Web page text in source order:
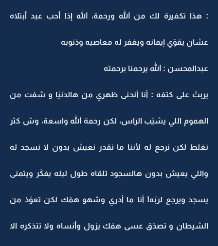
: هذا تكفيرة لك من الله ورحمة، الله إذا أحب عبد أبتلاه
عشان يقوَي إيمانه ويغفر له معاصيه وذنوبه
عبدالمحسن : الله يرحمنا برحمته
يربتُ على كتفه : أنا أنحنى ظهري من هالدنيَا و شفت من
الهموم اللي يشيَب الراس، لكن رحمة الله واسعة، وش كثر
نغلط لكن نرجع له لأننا ما نقدر نعيش بدون لا نسجد له
واللي يعيش بدون هالسجود تلقاه طول ليله يفكَر ويتمنى
يسجد ويرجع لربَه! أنا ما أدري وشهو همَك لكن تعوَذ من
الشيطان و تصدَق عسى همَك يزول وأنساه ولا تتذكره الا